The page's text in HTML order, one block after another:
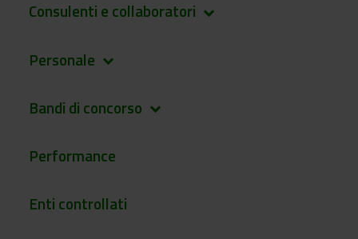
Consulenti e collaboratori keyboard_arrow_down
Personale keyboard_arrow_down
Bandi di concorso keyboard_arrow_down
Performance
Enti controllati